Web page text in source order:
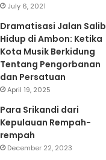
July 6, 2021
Dramatisasi Jalan Salib
Hidup di Ambon: Ketika
Kota Musik Berkidung
Tentang Pengorbanan
dan Persatuan
April 19, 2025
Para Srikandi dari
Kepulauan Rempah-
rempah
December 22, 2023